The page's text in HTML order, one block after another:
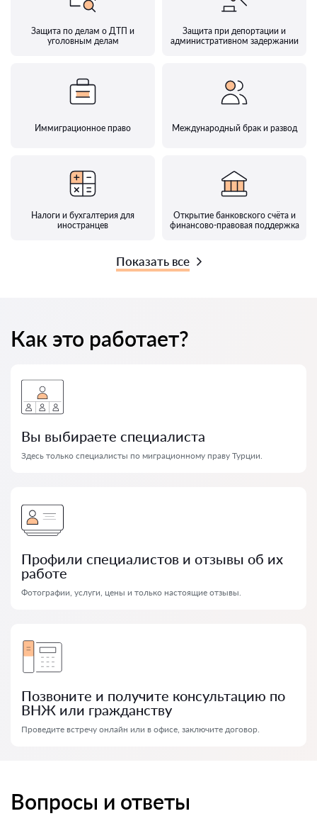
Защита по делам о ДТП и
уголовным делам
Защита при депортации и
административном задержании
Иммиграционное право Международный брак и развод
Налоги и бухгалтерия для
иностранцев
Открытие банковского счёта и
финансово-правовая поддержка
Показать все
Как это работает?
Вы выбираете специалиста
Здесь только специалисты по миграционному праву Турции.
Профили специалистов и отзывы об их
работе
Фотографии, услуги, цены и только настоящие отзывы.
Позвоните и получите консультацию по
ВНЖ или гражданству
Проведите встречу онлайн или в офисе, заключите договор.
Вопросы и ответы